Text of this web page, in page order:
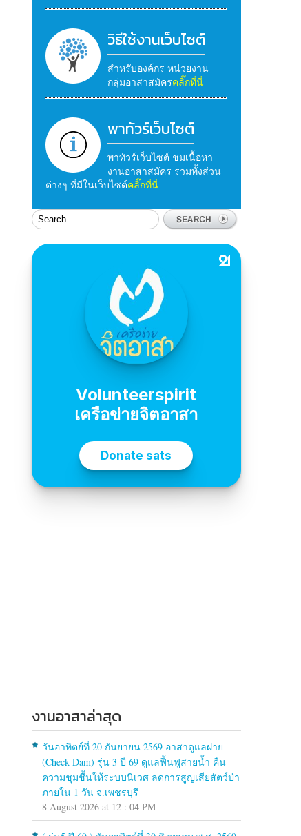
วิธีใช้งานเว็บไซต์
สำหรับองค์กร หน่วยงาน
กลุ่มอาสาสมัครคลิ๊กที่นี่
พาทัวร์เว็บไซต์
พาทัวร์เว็บไซต์ ชมเนื้อหา
งานอาสาสมัคร รวมทั้งส่วน
ต่างๆ ที่มีในเว็บไซต์คลิ๊กที่นี่
งานอาสาล่าสุด
วันอาทิตย์ที่ 20 กันยายน 2569 อาสาดูแลฝาย
(Check Dam) รุ่น 3 ปี 69 ดูแลฟื้นฟูสายน้ำ คืน
ความชุมชื้นให้ระบบนิเวศ ลดการสูญเสียสัตว์ป่า
ภายใน 1 วัน จ.เพชรบุรี
8 August 2026 at 12 : 04 PM